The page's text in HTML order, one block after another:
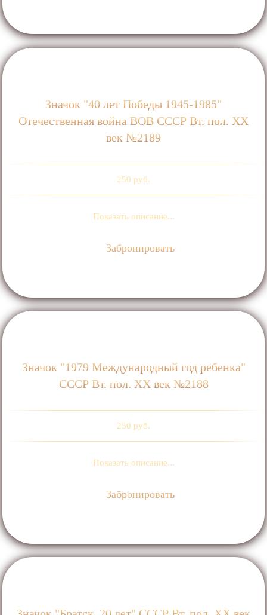
Значок "40 лет Победы 1945-1985"
Отечественная война ВОВ СССР Вт. пол. ХХ
век №2189
250 руб.
Показать описание...
Забронировать
Значок "1979 Международный год ребенка"
СССР Вт. пол. ХХ век №2188
250 руб.
Показать описание...
Забронировать